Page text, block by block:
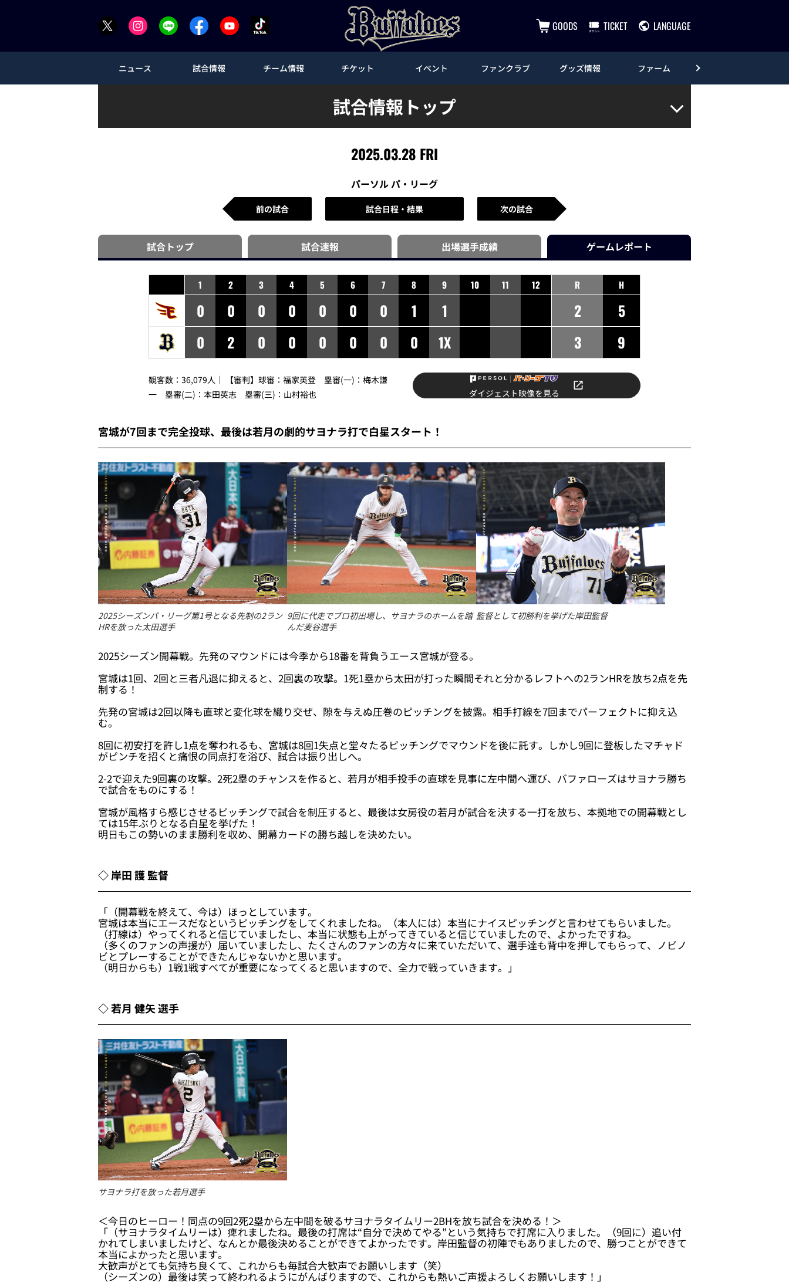
GOODS TICKET LANGUAGE
ニュース 試合情報 チーム情報 チケット イベント ファンクラブ グッズ情報 ファーム
試合情報トップ
2025.03.28 FRI
パーソル パ・リーグ
前の試合 試合日程・結果 次の試合
試合トップ 試合速報 出場選手成績 ゲームレポート
1 2 3 4 5 6 7 8 9 10 11 12
0 0 0 0 0 0 0 1
1
0
2 0 0 0 0 0 0 1X
R H
2
5
3
9
観客数：36,079人｜ 【審判】球審：福家英登 塁審(一)：梅木謙
一 塁審(二)：本田英志 塁審(三)：山村裕也
ダイジェスト映像を見る
宮城が7回まで完全投球、最後は若月の劇的サヨナラ打で白星スタート！
2025シーズンパ・リーグ第1号となる先制の2ラン
HRを放った太田選手
9回に代走でプロ初出場し、サヨナラのホームを踏
んだ麦谷選手
監督として初勝利を挙げた岸田監督
2025シーズン開幕戦。先発のマウンドには今季から18番を背負うエース宮城が登る。
宮城は1回、2回と三者凡退に抑えると、2回裏の攻撃。1死1塁から太田が打った瞬間それと分かるレフトへの2ランHRを放ち2点を先
制する！
先発の宮城は2回以降も直球と変化球を織り交ぜ、隙を与えぬ圧巻のピッチングを披露。相手打線を7回までパーフェクトに抑え込
む。
8回に初安打を許し1点を奪われるも、宮城は8回1失点と堂々たるピッチングでマウンドを後に託す。しかし9回に登板したマチャド
がピンチを招くと痛恨の同点打を浴び、試合は振り出しへ。
2-2で迎えた9回裏の攻撃。2死2塁のチャンスを作ると、若月が相手投手の直球を見事に左中間へ運び、バファローズはサヨナラ勝ち
で試合をものにする！
宮城が風格すら感じさせるピッチングで試合を制圧すると、最後は女房役の若月が試合を決する一打を放ち、本拠地での開幕戦とし
ては15年ぶりとなる白星を挙げた！
明日もこの勢いのまま勝利を収め、開幕カードの勝ち越しを決めたい。
◇ 岸田 護 監督
「（開幕戦を終えて、今は）ほっとしています。
宮城は本当にエースだなというピッチングをしてくれましたね。（本人には）本当にナイスピッチングと言わせてもらいました。
（打線は）やってくれると信じていましたし、本当に状態も上がってきていると信じていましたので、よかったですね。
（多くのファンの声援が）届いていましたし、たくさんのファンの方々に来ていただいて、選手達も背中を押してもらって、ノビノ
ビとプレーすることができたんじゃないかと思います。
（明日からも）1戦1戦すべてが重要になってくると思いますので、全力で戦っていきます。」
◇ 若月 健矢 選手
サヨナラ打を放った若月選手
＜今日のヒーロー！同点の9回2死2塁から左中間を破るサヨナラタイムリー2BHを放ち試合を決める！＞
「（サヨナラタイムリーは）痺れましたね。最後の打席は“自分で決めてやる”という気持ちで打席に入りました。（9回に）追い付
かれてしまいましたけど、なんとか最後決めることができてよかったです。岸田監督の初陣でもありましたので、勝つことができて
本当によかったと思います。
大歓声がとても気持ち良くて、これからも毎試合大歓声でお願いします（笑）
（シーズンの）最後は笑って終われるようにがんばりますので、これからも熱いご声援よろしくお願いします！」